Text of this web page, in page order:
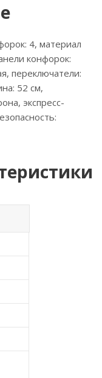
4, материал
конфорок:
переключатели:
52 см,
экспресс-